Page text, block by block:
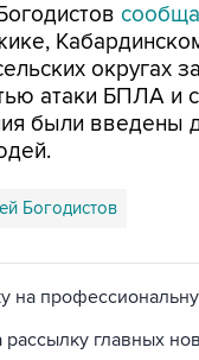
округах
атаки БПЛА и
были введены
Богодистов
на
главных